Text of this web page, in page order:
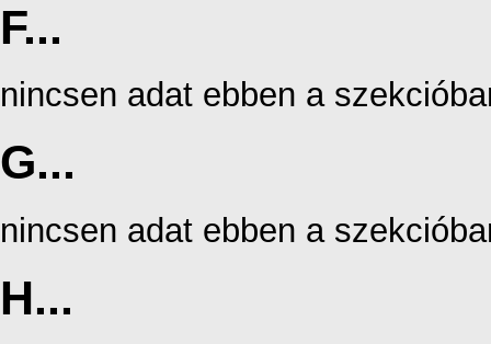
F...
nincsen adat ebben a
G...
nincsen adat ebben a
H...